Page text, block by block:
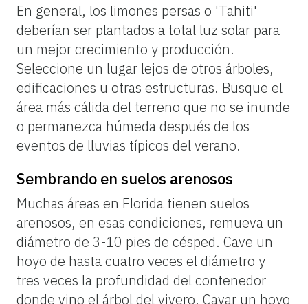
En general, los limones persas o 'Tahiti'
deberían ser plantados a total luz solar para
un mejor crecimiento y producción.
Seleccione un lugar lejos de otros árboles,
edificaciones u otras estructuras. Busque el
área más cálida del terreno que no se inunde
o permanezca húmeda después de los
eventos de lluvias típicos del verano.
Sembrando en suelos arenosos
Muchas áreas en Florida tienen suelos
arenosos, en esas condiciones, remueva un
diámetro de 3-10 pies de césped. Cave un
hoyo de hasta cuatro veces el diámetro y
tres veces la profundidad del contenedor
donde vino el árbol del vivero. Cavar un hoyo